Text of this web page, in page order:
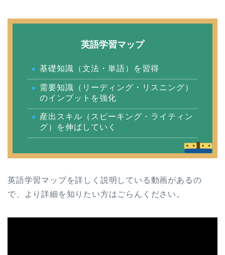
英語学習マップ
基礎知識（文法・単語）を習得
需要知識（リーディング・リスニング）
のインプットを強化
産出スキル（スピーキング・ライティン
グ）を伸ばしていく
英語学習マップを詳しく説明している動画があるの
で、より詳細を知りたい方はごらんください。